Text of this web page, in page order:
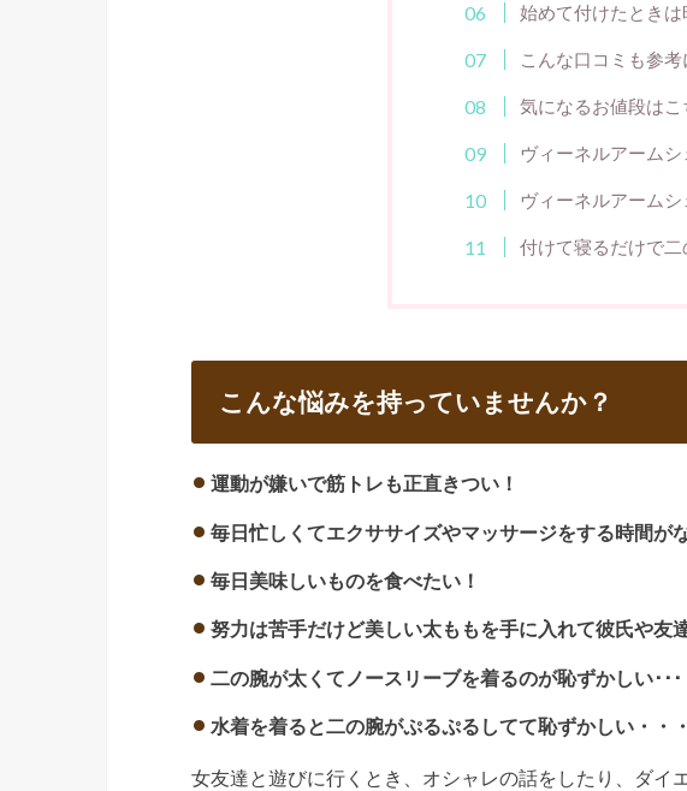
始めて付けたときは
こんな口コミも参考
気になるお値段はこ
ヴィーネルアーム
ヴィーネルアーム
付けて寝るだけで
こんな悩みを持っていませんか？
運動が嫌いで筋トレも正直きつい！
毎日忙しくてエクササイズやマッサージをする時間が
毎日美味しいものを食べたい！
努力は苦手だけど美しい太ももを手に入れて彼氏や友
二の腕が太くてノースリーブを着るのが恥ずかしい･･･
水着を着ると二の腕がぷるぷるしてて恥ずかしい・・・
女友達と遊びに行くとき、オシャレの話をしたり、ダイ